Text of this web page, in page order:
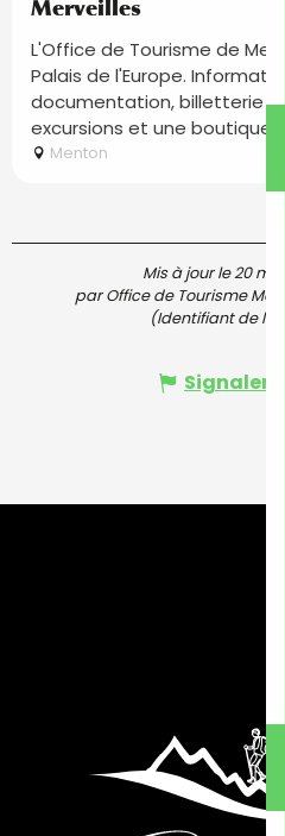
Merveilles
L'Office de Tourisme de
Palais de l'Europe.
documentation, billetterie
excursions et une boutique...
Menton
Mis à jour le 20
par Office de Tourisme
(Identifiant de
Signaler